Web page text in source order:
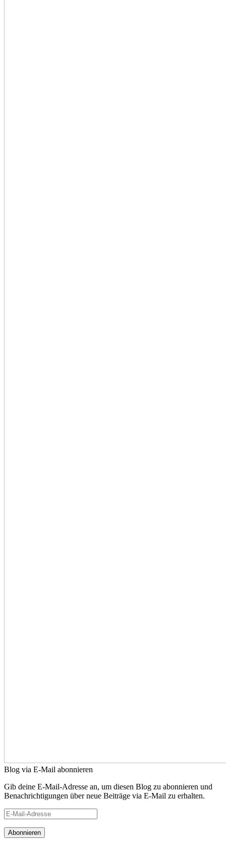
Blog via E-Mail abonnieren
Gib deine E-Mail-Adresse an, um diesen Blog zu abonnieren und
Benachrichtigungen über neue Beiträge via E-Mail zu erhalten.
E-
Mail-
Adresse